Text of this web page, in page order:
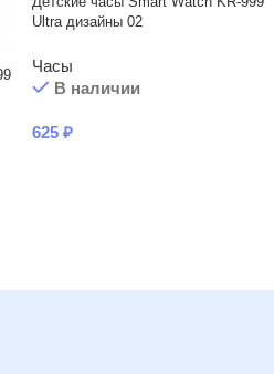
Ultra дизайны 02
Часы
В наличии
625 ₽